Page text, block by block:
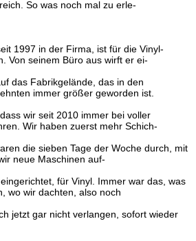
So was noch mal zu erle-
1997 in der Firma, ist für die Vinyl-
Von seinem Büro aus wirft er ei-
das Fabrikgelände, das in den
immer größer geworden ist.
dass wir seit 2010 immer bei voller
Wir haben zuerst mehr Schich-
die sieben Tage der Woche durch, mit
neue Maschinen auf-
für Vinyl. Immer war das, was
wo wir dachten, also noch
jetzt gar nicht verlangen, sofort wieder